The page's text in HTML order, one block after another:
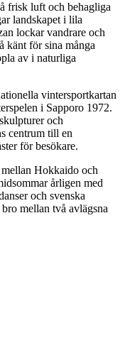
frisk luft och behagliga
landskapet i lila
lockar vandrare och
känt för sina många
av i naturliga
vintersportkartan
i Sapporo 1972.
och
centrum till en
för besökare.
Hokkaido och
årligen med
och svenska
mellan två avlägsna